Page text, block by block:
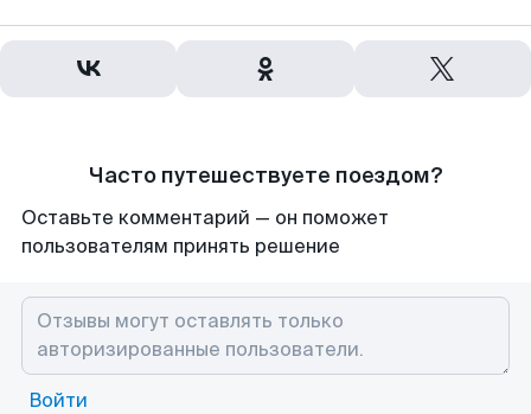
Часто путешествуете поездом?
Оставьте комментарий — он поможет
пользователям принять решение
Войти